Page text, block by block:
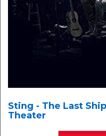
Sting - The Last
Theater